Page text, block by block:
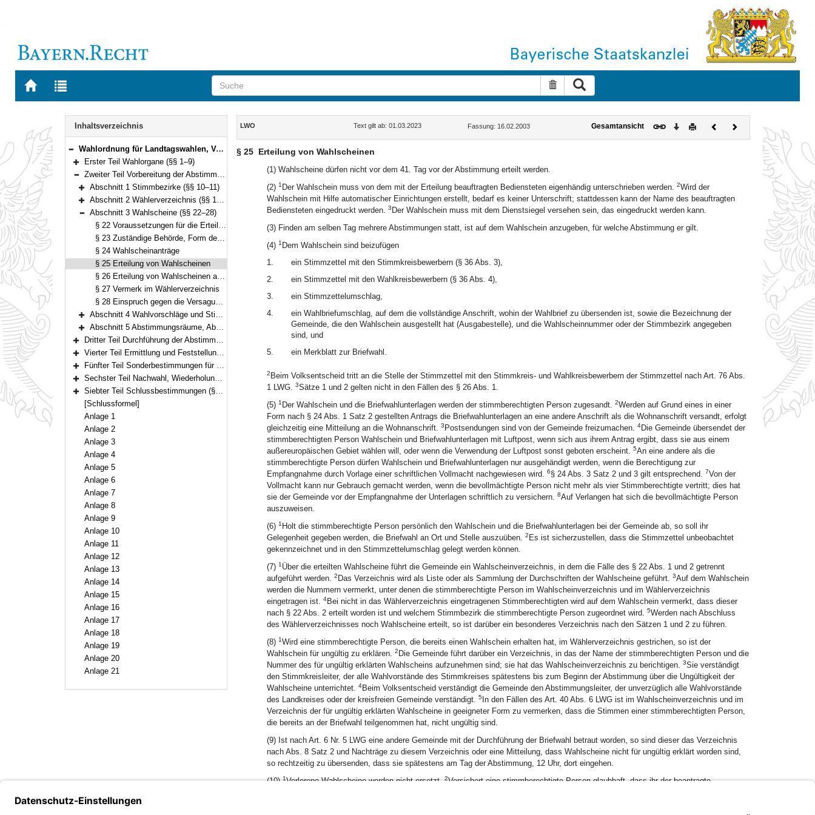
Zur
BAYERN.RECHT
Zur
letzten
Suche zurücksetzen
Navigation
Inhaltsverzeichnis
Bereich reduzieren
Wahlordnung für Landtagswahlen, Volksbegehren und Volksentscheide (Landeswahlordnung – LWO) Vom 16. Februar 2003 (GVBl. S. 62) BayRS 111-1-1-I (§§ 1–92)
Bereich erweitern
Erster Teil Wahlorgane (§§ 1–9)
Bereich reduzieren
Zweiter Teil Vorbereitung der Abstimmungen (§§ 10–39)
Bereich erweitern
Abschnitt 1 Stimmbezirke (§§ 10–11)
Bereich erweitern
Abschnitt 2 Wählerverzeichnis (§§ 12–21)
Bereich reduzieren
Abschnitt 3 Wahlscheine (§§ 22–28)
§ 22 Voraussetzungen für die Erteilung von Wahlscheinen
§ 23 Zuständige Behörde, Form des Wahlscheins
§ 24 Wahlscheinanträge
§ 25 Erteilung von Wahlscheinen
§ 26 Erteilung von Wahlscheinen an bestimmte Personengruppen
§ 27 Vermerk im Wählerverzeichnis
§ 28 Einspruch gegen die Versagung des Wahlscheins und Beschwerde
Bereich erweitern
Abschnitt 4 Wahlvorschläge und Stimmzettel (§§ 29–36)
Bereich erweitern
Abschnitt 5 Abstimmungsräume, Abstimmungszeit (§§ 37–39)
Bereich erweitern
Dritter Teil Durchführung der Abstimmung (§§ 40–54)
Bereich erweitern
Vierter Teil Ermittlung und Feststellung der Abstimmungsergebnisse (§§ 55–71)
Bereich erweitern
Fünfter Teil Sonderbestimmungen für Volksbegehren (§§ 72–83)
Bereich erweitern
Sechster Teil Nachwahl, Wiederholungswahl (§§ 84–85)
Bereich erweitern
Siebter Teil Schlussbestimmungen (§§ 86–92)
[Schlussformel]
Anlage 1
Anlage 2
Anlage 3
Anlage 4
Anlage 5
Anlage 6
Anlage 7
Anlage 8
Anlage 9
Anlage 10
Anlage 11
Anlage 12
Anlage 13
Anlage 14
Anlage 15
Anlage 16
Anlage 17
Anlage 18
Anlage 19
Anlage 20
Anlage 21
Inhalt
LWO Text gilt ab: 01.03.2023 Fassung: 16.02.2003 Gesamtansicht Download
DruckenVorherigesNächstes
Dokument
§ 25 Erteilung von Wahlscheinen
(1) Wahlscheine dürfen nicht vor dem 41. Tag vor der Abstimmung erteilt werden.
(2) 1 Der Wahlschein muss von dem mit der Erteilung beauftragten Bediensteten eigenhändig unterschrieben werden. 2Wird der
Wahlschein mit Hilfe automatischer Einrichtungen erstellt, bedarf es keiner Unterschrift; stattdessen kann der Name des beauftragten
Bediensteten eingedruckt werden. 3 Der Wahlschein muss mit dem Dienstsiegel versehen sein, das eingedruckt werden kann.
(3) Finden am selben Tag mehrere Abstimmungen statt, ist auf dem Wahlschein anzugeben, für welche Abstimmung er gilt.
(4) 1 Dem Wahlschein sind beizufügen
1.
ein Stimmzettel mit den Stimmkreisbewerbern (§ 36 Abs. 3),
2.
ein Stimmzettel mit den Wahlkreisbewerbern (§ 36 Abs. 4),
3.
ein Stimmzettelumschlag,
4.
ein Wahlbriefumschlag, auf dem die vollständige Anschrift, wohin der Wahlbrief zu übersenden ist, sowie die Bezeichnung der
Gemeinde, die den Wahlschein ausgestellt hat (Ausgabestelle), und die Wahlscheinnummer oder der Stimmbezirk angegeben
sind, und
5.
ein Merkblatt zur Briefwahl.
2 Beim Volksentscheid tritt an die Stelle der Stimmzettel mit den Stimmkreis- und Wahlkreisbewerbern der Stimmzettel nach Art. 76 Abs.
1 LWG. 3Sätze 1 und 2 gelten nicht in den Fällen des § 26 Abs. 1.
(5) 1 Der Wahlschein und die Briefwahlunterlagen werden der stimmberechtigten Person zugesandt. 2Werden auf Grund eines in einer
Form nach § 24 Abs. 1 Satz 2 gestellten Antrags die Briefwahlunterlagen an eine andere Anschrift als die Wohnanschrift versandt, erfolgt
gleichzeitig eine Mitteilung an die Wohnanschrift. 3 Postsendungen sind von der Gemeinde freizumachen. 4Die Gemeinde übersendet der
stimmberechtigten Person Wahlschein und Briefwahlunterlagen mit Luftpost, wenn sich aus ihrem Antrag ergibt, dass sie aus einem
außereuropäischen Gebiet wählen will, oder wenn die Verwendung der Luftpost sonst geboten erscheint. 5An eine andere als die
stimmberechtigte Person dürfen Wahlschein und Briefwahlunterlagen nur ausgehändigt werden, wenn die Berechtigung zur
Empfangnahme durch Vorlage einer schriftlichen Vollmacht nachgewiesen wird. 6§ 24 Abs. 3 Satz 2 und 3 gilt entsprechend. 7Von der
Vollmacht kann nur Gebrauch gemacht werden, wenn die bevollmächtigte Person nicht mehr als vier Stimmberechtigte vertritt; dies hat
sie der Gemeinde vor der Empfangnahme der Unterlagen schriftlich zu versichern. 8Auf Verlangen hat sich die bevollmächtigte Person
auszuweisen.
(6) 1 Holt die stimmberechtigte Person persönlich den Wahlschein und die Briefwahlunterlagen bei der Gemeinde ab, so soll ihr
Gelegenheit gegeben werden, die Briefwahl an Ort und Stelle auszuüben. 2 Es ist sicherzustellen, dass die Stimmzettel unbeobachtet
gekennzeichnet und in den Stimmzettelumschlag gelegt werden können.
(7) 1Über die erteilten Wahlscheine führt die Gemeinde ein Wahlscheinverzeichnis, in dem die Fälle des § 22 Abs. 1 und 2 getrennt
aufgeführt werden. 2 Das Verzeichnis wird als Liste oder als Sammlung der Durchschriften der Wahlscheine geführt. 3Auf dem Wahlschein
werden die Nummern vermerkt, unter denen die stimmberechtigte Person im Wahlscheinverzeichnis und im Wählerverzeichnis
eingetragen ist. 4Bei nicht in das Wählerverzeichnis eingetragenen Stimmberechtigten wird auf dem Wahlschein vermerkt, dass dieser
nach § 22 Abs. 2 erteilt worden ist und welchem Stimmbezirk die stimmberechtigte Person zugeordnet wird. 5Werden nach Abschluss
des Wählerverzeichnisses noch Wahlscheine erteilt, so ist darüber ein besonderes Verzeichnis nach den Sätzen 1 und 2 zu führen.
(8) 1Wird eine stimmberechtigte Person, die bereits einen Wahlschein erhalten hat, im Wählerverzeichnis gestrichen, so ist der
Wahlschein für ungültig zu erklären. 2 Die Gemeinde führt darüber ein Verzeichnis, in das der Name der stimmberechtigten Person und die
Nummer des für ungültig erklärten Wahlscheins aufzunehmen sind; sie hat das Wahlscheinverzeichnis zu berichtigen. 3Sie verständigt
den Stimmkreisleiter, der alle Wahlvorstände des Stimmkreises spätestens bis zum Beginn der Abstimmung über die Ungültigkeit der
Wahlscheine unterrichtet. 4Beim Volksentscheid verständigt die Gemeinde den Abstimmungsleiter, der unverzüglich alle Wahlvorstände
des Landkreises oder der kreisfreien Gemeinde verständigt. 5 In den Fällen des Art. 40 Abs. 6 LWG ist im Wahlscheinverzeichnis und im
Verzeichnis der für ungültig erklärten Wahlscheine in geeigneter Form zu vermerken, dass die Stimmen einer stimmberechtigten Person,
die bereits an der Briefwahl teilgenommen hat, nicht ungültig sind.
(9) Ist nach Art. 6 Nr. 5 LWG eine andere Gemeinde mit der Durchführung der Briefwahl betraut worden, so sind dieser das Verzeichnis
nach Abs. 8 Satz 2 und Nachträge zu diesem Verzeichnis oder eine Mitteilung, dass Wahlscheine nicht für ungültig erklärt worden sind,
so rechtzeitig zu übersenden, dass sie spätestens am Tag der Abstimmung, 12 Uhr, dort eingehen.
(10)1Verlorene Wahlscheine werden nicht ersetzt.2Versichert eine stimmberechtigte Person glaubhaft, dass ihr der beantragte